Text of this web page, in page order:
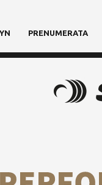
PRENUMERATA